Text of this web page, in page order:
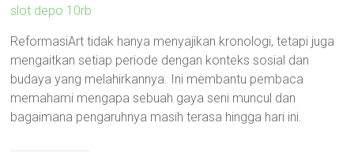
slot depo 10rb
ReformasiArt tidak hanya menyajikan kronologi, tetapi juga
mengaitkan setiap periode dengan konteks sosial dan
budaya yang melahirkannya. Ini membantu pembaca
memahami mengapa sebuah gaya seni muncul dan
bagaimana pengaruhnya masih terasa hingga hari ini.